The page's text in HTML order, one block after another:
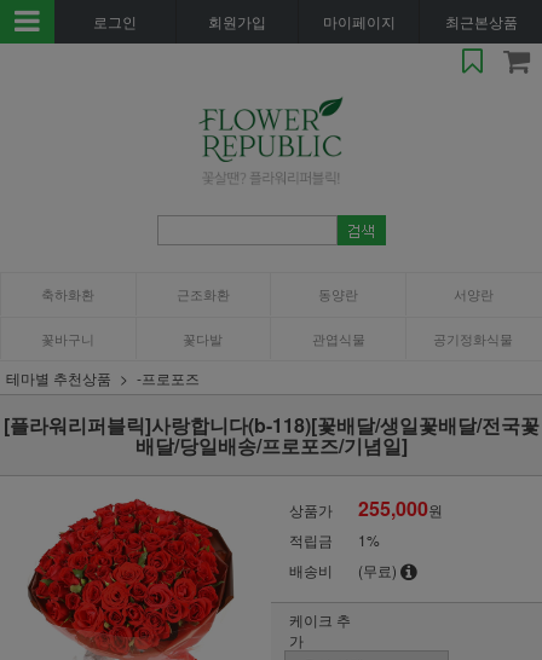
로그인 회원가입 마이페이지 최근본상품
축하화환 근조화환 동양란 서양란
꽃바구니 꽃다발 관엽식물 공기정화식물
테마별 추천상품 -프로포즈
[플라워리퍼블릭]사랑합니다(b-118)[꽃배달/생일꽃배달/전국꽃
배달/당일배송/프로포즈/기념일]
상품가 255,000원
적립금
1%
배송비
(무료)
케이크 추
가